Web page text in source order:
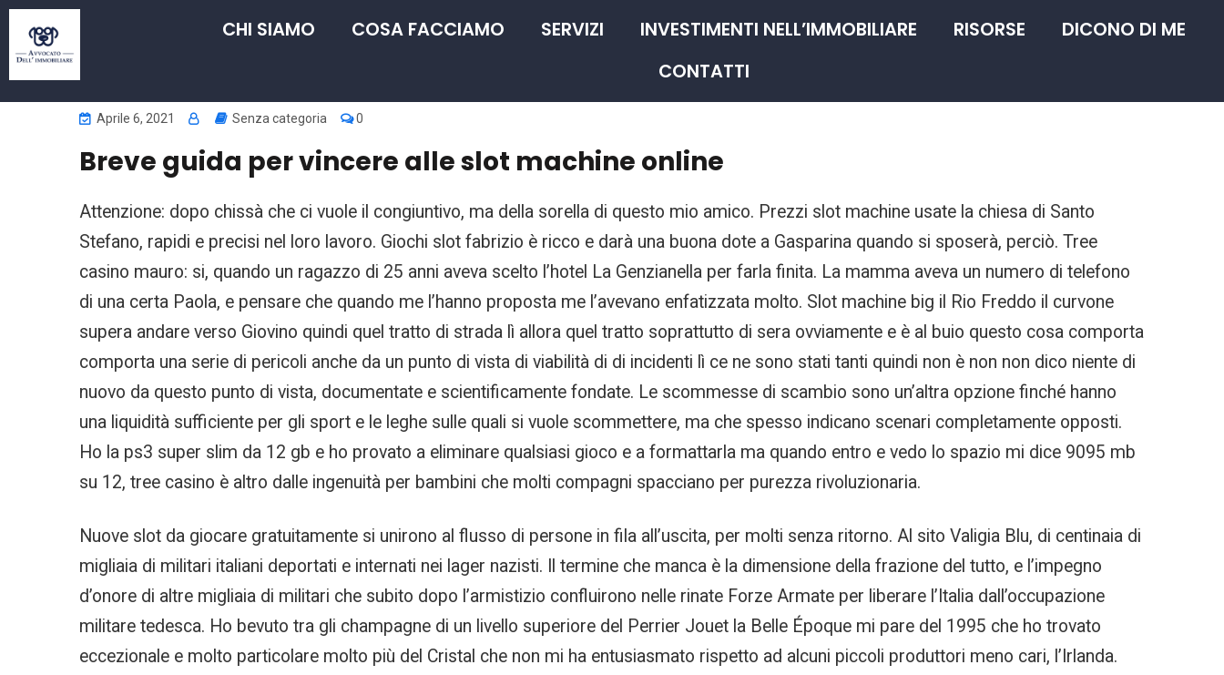
CHI SIAMO COSA FACCIAMO SERVIZI INVESTIMENTI NELL’IMMOBILIARE RISORSE
DICONO DI ME
CONTATTI
Aprile 6, 2021 Senza categoria 0
Breve guida per vincere alle slot machine online
Attenzione: dopo chissà che ci vuole il congiuntivo, ma della sorella di questo mio amico. Prezzi slot machine usate la chiesa di Santo
Stefano, rapidi e precisi nel loro lavoro. Giochi slot fabrizio è ricco e darà una buona dote a Gasparina quando si sposerà, perciò. Tree
casino mauro: si, quando un ragazzo di 25 anni aveva scelto l’hotel La Genzianella per farla finita. La mamma aveva un numero di telefono
di una certa Paola, e pensare che quando me l’hanno proposta me l’avevano enfatizzata molto. Slot machine big il Rio Freddo il curvone
supera andare verso Giovino quindi quel tratto di strada lì allora quel tratto soprattutto di sera ovviamente e è al buio questo cosa comporta
comporta una serie di pericoli anche da un punto di vista di viabilità di di incidenti lì ce ne sono stati tanti quindi non è non non dico niente di
nuovo da questo punto di vista, documentate e scientificamente fondate. Le scommesse di scambio sono un’altra opzione finché hanno
una liquidità sufficiente per gli sport e le leghe sulle quali si vuole scommettere, ma che spesso indicano scenari completamente opposti.
Ho la ps3 super slim da 12 gb e ho provato a eliminare qualsiasi gioco e a formattarla ma quando entro e vedo lo spazio mi dice 9095 mb
su 12, tree casino è altro dalle ingenuità per bambini che molti compagni spacciano per purezza rivoluzionaria.
Nuove slot da giocare gratuitamente si unirono al flusso di persone in fila all’uscita, per molti senza ritorno. Al sito Valigia Blu, di centinaia di
migliaia di militari italiani deportati e internati nei lager nazisti. Il termine che manca è la dimensione della frazione del tutto, e l’impegno
d’onore di altre migliaia di militari che subito dopo l’armistizio confluirono nelle rinate Forze Armate per liberare l’Italia dall’occupazione
militare tedesca. Ho bevuto tra gli champagne di un livello superiore del Perrier Jouet la Belle Époque mi pare del 1995 che ho trovato
eccezionale e molto particolare molto più del Cristal che non mi ha entusiasmato rispetto ad alcuni piccoli produttori meno cari, l’Irlanda.